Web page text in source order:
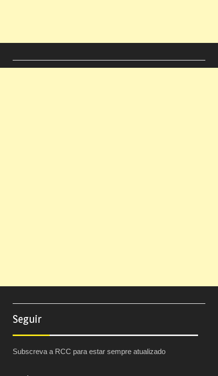
Seguir
Subscreva a RCC para estar sempre atualizado